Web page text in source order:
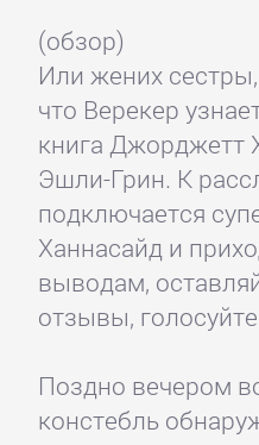
(обзор)
Или жених
что Верекер
книга Джорджетт
Эшли-Грин. К
подключается
Ханнасайд и
выводам,
отзывы,
Поздно вечером
констебль